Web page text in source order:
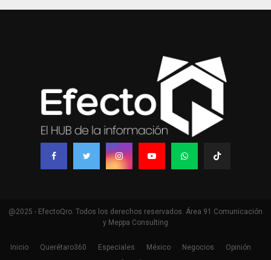
@2025 - EfectoQro. Todos los derechos reservados. Área 91 Comunicación
y Meppa Consulting
Inicio Querétaro360 Especiales México Negocios
Opinión